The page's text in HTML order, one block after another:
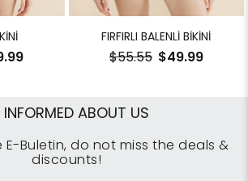
FIRFIRLI BALENLİ BİKİNİ
$49.99
$55.55
INFORMED ABOUT US
E-Buletin, do not miss the deals &
discounts!